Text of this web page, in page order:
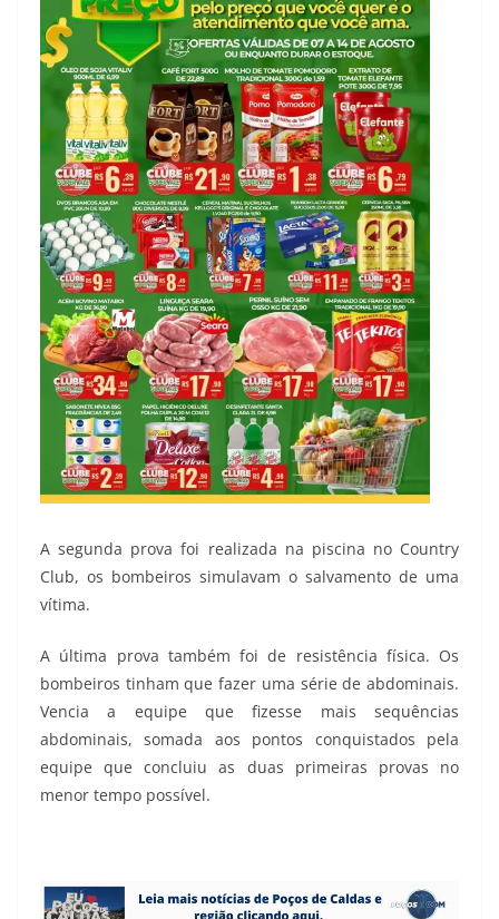
A segunda prova foi realizada na piscina no Country
Club, os bombeiros simulavam o salvamento de uma
vítima.
A última prova também foi de resistência física. Os
bombeiros tinham que fazer uma série de abdominais.
Vencia a equipe que fizesse mais sequências
abdominais, somada aos pontos conquistados pela
equipe que concluiu as duas primeiras provas no
menor tempo possível.